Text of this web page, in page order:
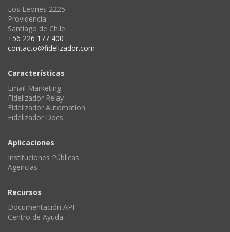
Los Leones 2225
Providencia
Santiago de Chile
+56 226 177 400
contacto@fidelizador.com
Características
Email Marketing
Fidelizador Relay
Fidelizador Automation
Fidelizador Docs
Aplicaciones
Instituciones Públicas
Agencias
Recursos
Documentación API
Centro de Ayuda